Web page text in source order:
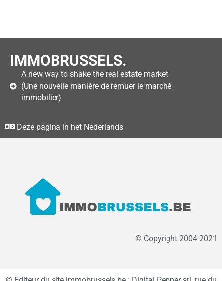
IMMOBRUSSELS.
A new way to shake the real estate market
(Une nouvelle manière de remuer le marché
immobilier)
Deze pagina in het Nederlands
© Copyright 2004-2021